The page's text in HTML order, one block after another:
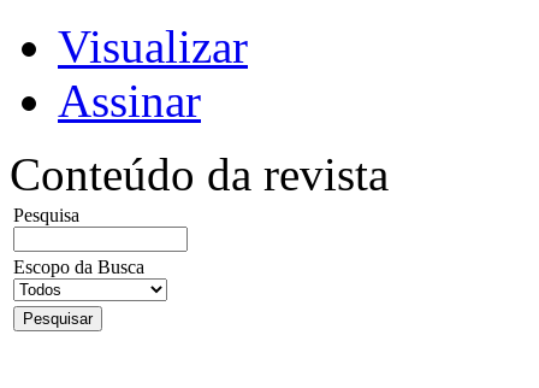
Visualizar
Assinar
Conteúdo da revista
Pesquisa
Escopo da Busca